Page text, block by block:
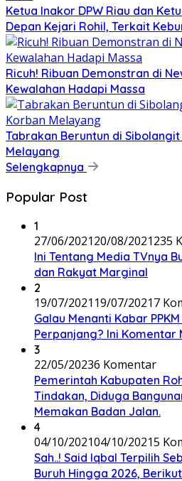
Ketua Inakor DPW Riau dan
Depan Kejari Rohil, Terkait
Ricuh! Ribuan Demonstran di
Kewalahan Hadapi Massa
Tabrakan Beruntun di
Melayang
Selengkapnya
Popular Post
1
27/06/202120/08/2021235
Ini Tentang Media TVnya
dan Rakyat Marginal
2
19/07/2021 19/07/20217
Galau Menanti Kabar
Perpanjang? Ini Komentar
3
22/05/20236 Komentar
Pemerintah Kabupaten
Tindakan, Diduga
Memakan Badan Jalan.
4
04/10/202104/10/20215
Sah..! Said Iqbal Terpilih
Buruh Hingga 2026,